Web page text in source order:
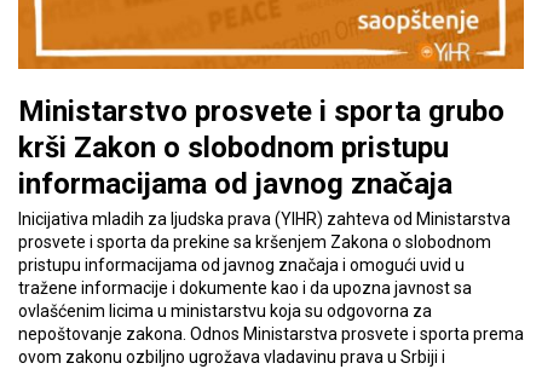
Ministarstvo prosvete i sporta grubo
krši Zakon o slobodnom pristupu
informacijama od javnog značaja
Inicijativa mladih za ljudska prava (YIHR) zahteva od Ministarstva
prosvete i sporta da prekine sa kršenjem Zakona o slobodnom
pristupu informacijama od javnog značaja i omogući uvid u
tražene informacije i dokumente kao i da upozna javnost sa
ovlašćenim licima u ministarstvu koja su odgovorna za
nepoštovanje zakona. Odnos Ministarstva prosvete i sporta prema
ovom zakonu ozbiljno ugrožava vladavinu prava u Srbiji i